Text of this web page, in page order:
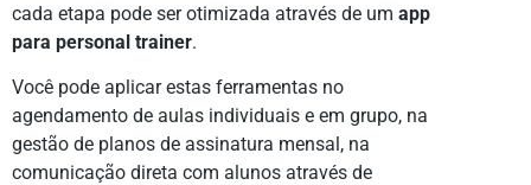
cada etapa pode ser otimizada através de um app
para personal trainer.
Você pode aplicar estas ferramentas no
agendamento de aulas individuais e em grupo, na
gestão de planos de assinatura mensal, na
comunicação direta com alunos através de